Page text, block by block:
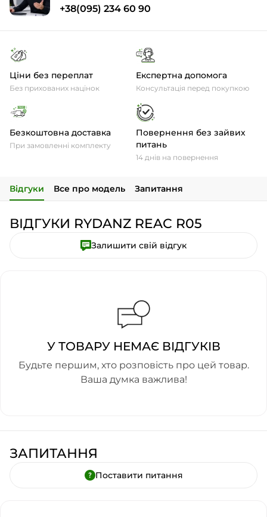
+38(095) 234 60 90
Ціни без переплат
Без прихованих націнок
Експертна допомога
Консультація перед покупкою
Безкоштовна доставка
При замовленні комплекту
Повернення без зайвих
питань
14 днів на повернення
Відгуки Все про модель Запитання
ВІДГУКИ RYDANZ REAC R05
Залишити свій відгук
У ТОВАРУ НЕМАЄ ВІДГУКІВ
Будьте першим, хто розповість про цей товар.
Ваша думка важлива!
ЗАПИТАННЯ
Поставити питання